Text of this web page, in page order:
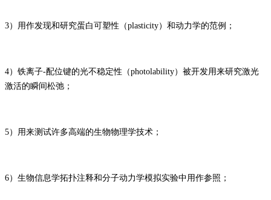
3）用作发现和研究蛋白可塑性（plasticity）和动力学的范例；
4）铁离子-配位键的光不稳定性（photolability）被开发用来研究激光
激活的瞬间松弛；
5）用来测试许多高端的生物物理学技术；
6）生物信息学拓扑注释和分子动力学模拟实验中用作参照；